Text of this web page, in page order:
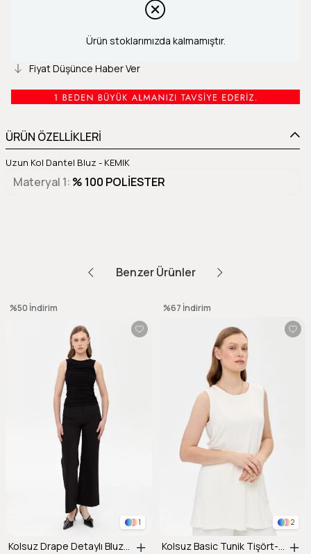
Ürün stoklarımızda kalmamıştır.
Fiyat Düşünce Haber Ver
ÜRÜN ÖZELLİKLERİ
Uzun Kol Dantel Bluz - KEMIK
Materyal 1 % 100 POLİESTER
Benzer Ürünler
1
Kolsuz Drape Detaylı Bluz-SİYAH
%50 İndirim
2
Kolsuz Basic Tunik Tişört-KEMIK
%67 İndirim